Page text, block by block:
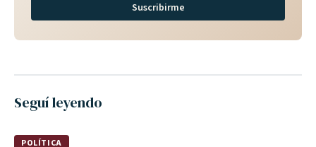
Suscribirme
Seguí leyendo
POLÍTICA